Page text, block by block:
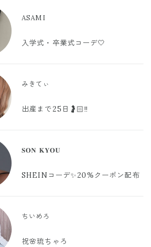
ASAMI
入学式・卒業式コーデ🤍
みきてぃ
出産まで25日🤰🏻‼️
𝐒𝐎𝐍 𝐊𝐘𝐎𝐔
SHEINコーデ✨20%クーポン配布
ちいめろ
祝🌸琉ちゃろ